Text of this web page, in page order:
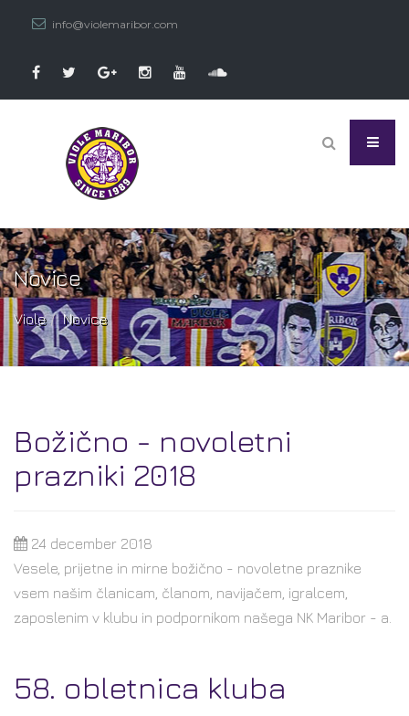
info@violemaribor.com
Novice
Viole Novice
Božično - novoletni
prazniki 2018
24 december 2018
Vesele, prijetne in mirne božično - novoletne praznike
vsem našim članicam, članom, navijačem, igralcem,
zaposlenim v klubu in podpornikom našega NK Maribor - a.
58. obletnica kluba